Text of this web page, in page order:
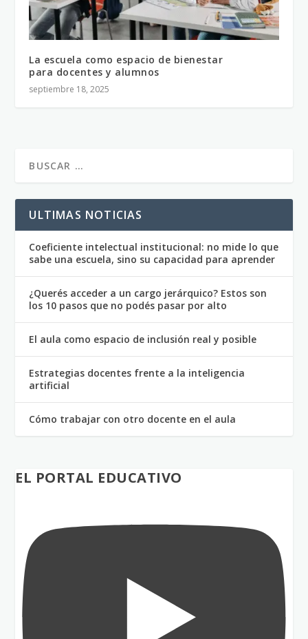
La escuela como espacio de bienestar
para docentes y alumnos
septiembre 18, 2025
ULTIMAS NOTICIAS
Coeficiente intelectual institucional: no mide lo que
sabe una escuela, sino su capacidad para aprender
¿Querés acceder a un cargo jerárquico? Estos son
los 10 pasos que no podés pasar por alto
El aula como espacio de inclusión real y posible
Estrategias docentes frente a la inteligencia
artificial
Cómo trabajar con otro docente en el aula
EL PORTAL EDUCATIVO